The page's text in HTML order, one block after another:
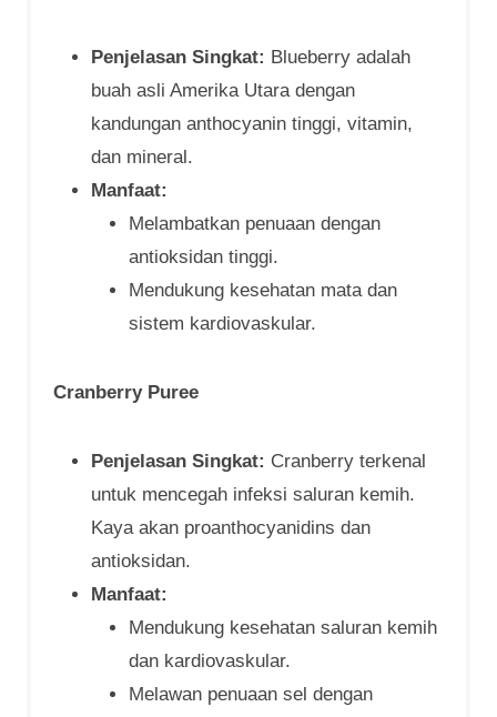
Penjelasan Singkat: Blueberry adalah
buah asli Amerika Utara dengan
kandungan anthocyanin tinggi, vitamin,
dan mineral.
Manfaat:
Melambatkan penuaan dengan
antioksidan tinggi.
Mendukung kesehatan mata dan
sistem kardiovaskular.
Cranberry Puree
Penjelasan Singkat: Cranberry terkenal
untuk mencegah infeksi saluran kemih.
Kaya akan proanthocyanidins dan
antioksidan.
Manfaat:
Mendukung kesehatan saluran kemih
dan kardiovaskular.
Melawan penuaan sel dengan